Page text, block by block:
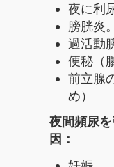
夜に利
膀胱炎。
過活動
便秘（
前立腺
め）
夜間頻尿
因：